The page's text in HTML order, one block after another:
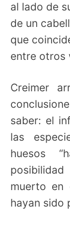
al lado de
de un
que
entre otros
Creimer
saber: el
las
huesos
muerto en
hayan sido